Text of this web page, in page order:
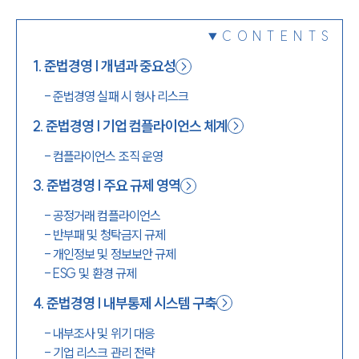
CONTENTS
1.준법경영 | 개념과 중요성
-준법경영 실패 시 형사 리스크
2.준법경영 | 기업 컴플라이언스 체계
- 컴플라이언스 조직 운영
3.준법경영 | 주요 규제 영역
-공정거래 컴플라이언스
- 반부패 및 청탁금지 규제
-개인정보 및 정보보안 규제
- ESG 및 환경 규제
4.준법경영 | 내부통제 시스템 구축
- 내부조사 및 위기 대응
- 기업 리스크 관리 전략